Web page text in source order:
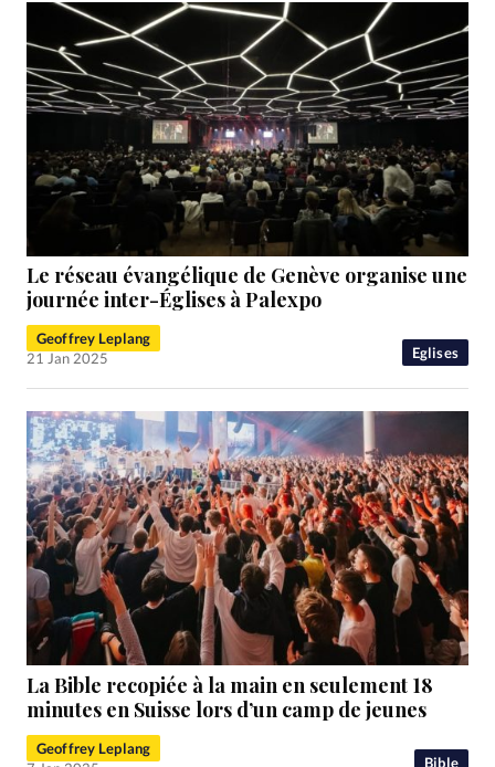
Eglises
Le réseau évangélique de Genève organise une
journée inter-Églises à Palexpo
Geoffrey Leplang
21 Jan 2025
Bible
La Bible recopiée à la main en seulement 18
minutes en Suisse lors d’un camp de jeunes
Geoffrey Leplang